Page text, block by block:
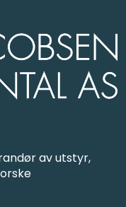
av utstyr,